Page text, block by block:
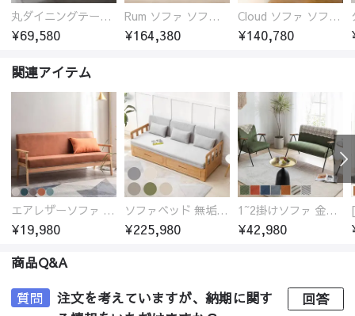
丸ダイニングテーブル セラミック天板 耐熱 キズに強い 丸型 北欧 無垢材 円卓 円型
¥69,580
Rum ソファ ソファー おしゃれ 1人掛け～4人掛け ウォールナットorオーク材フレーム 西海岸風 肘掛
¥164,380
Cloud ソファ ソファーおしゃれ 1人掛け～3人掛け チェリー材フレーム 木製 北欧 おしゃれ 5カラー 自由レイアウト
¥140,780
関連アイテム
エアレザーソファ おしゃれ 無地 1人用 二人掛け 3人掛け
¥19,980
ソファベッド 無垢材フレーム
¥225,980
1~2掛けソファ 金属フレーム 高反発ウレタン
¥42,980
商品Q&A
質問
注文を考えていますが、納期に関す
回答